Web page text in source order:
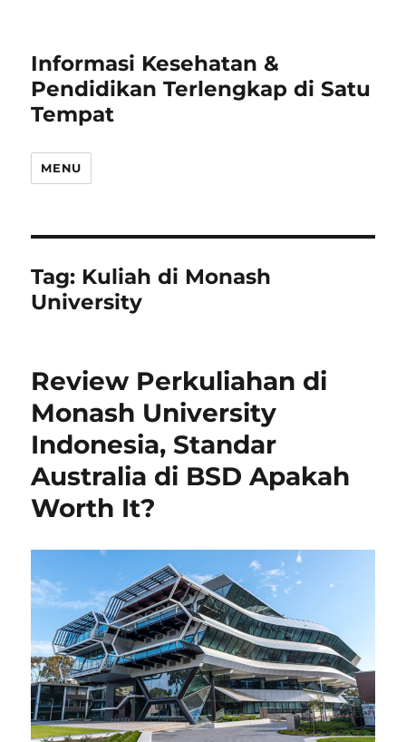
Informasi Kesehatan &
Pendidikan Terlengkap di Satu
Tempat
MENU
Tag: Kuliah di Monash
University
Review Perkuliahan di
Monash University
Indonesia, Standar
Australia di BSD Apakah
Worth It?